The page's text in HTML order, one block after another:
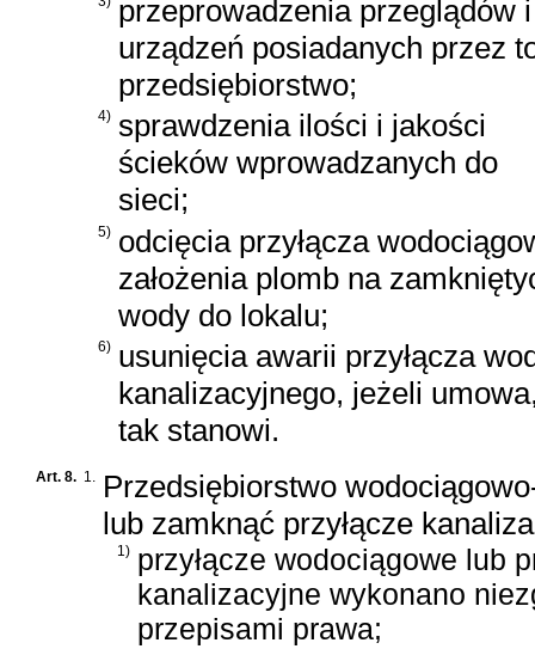
przeprowadzenia przeglądów
urządzeń posiadanych przez
przedsiębiorstwo;
4) sprawdzenia ilości i jakości
ścieków wprowadzanych do
sieci;
5) odcięcia przyłącza
założenia plomb na
wody do lokalu;
6) usunięcia awarii przyłącza
kanalizacyjnego, jeżeli
tak stanowi.
Art. 8. 1. Przedsiębiorstwo
lub zamknąć przyłącze
1) przyłącze wodociągowe lub
kanalizacyjne wykonano
przepisami prawa;